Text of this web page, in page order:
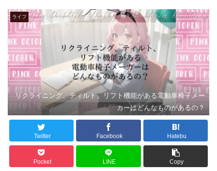
ライフ
リクライニング、ティルト、リフト機能がある電動車椅子メー
カーはどんなものがあるの？
Twitter Facebook Hatebu
Pocket LINE Copy